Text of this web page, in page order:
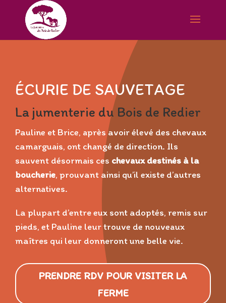
ÉCURIE DE SAUVETAGE
La jumenterie du Bois de Redier
Pauline et Brice, après avoir élevé des chevaux
camarguais, ont changé de direction. Ils
sauvent désormais ces chevaux destinés à la
boucherie, prouvant ainsi qu’il existe d’autres
alternatives.
La plupart d’entre eux sont adoptés, remis sur
pieds, et Pauline leur trouve de nouveaux
maîtres qui leur donneront une belle vie.
PRENDRE RDV POUR VISITER LA
FERME